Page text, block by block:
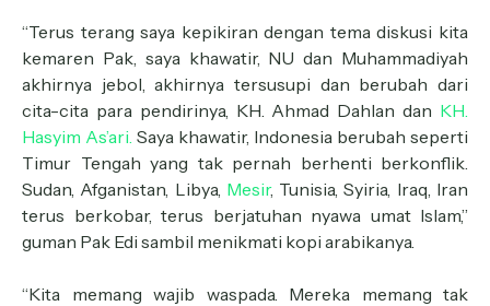
“Terus terang saya kepikiran dengan tema diskusi kita
kemaren Pak, saya khawatir, NU dan Muhammadiyah
akhirnya jebol, akhirnya tersusupi dan berubah dari
cita-cita para pendirinya, KH. Ahmad Dahlan dan KH.
Hasyim As’ari. Saya khawatir, Indonesia berubah seperti
Timur Tengah yang tak pernah berhenti berkonflik.
Sudan, Afganistan, Libya, Mesir, Tunisia, Syiria, Iraq, Iran
terus berkobar, terus berjatuhan nyawa umat Islam,”
guman Pak Edi sambil menikmati kopi arabikanya.
“Kita memang wajib waspada. Mereka memang tak